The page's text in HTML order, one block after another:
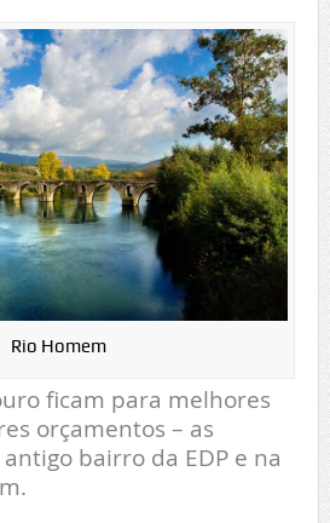
Rio Homem
ficam para melhores
orçamentos – as
bairro da EDP e na